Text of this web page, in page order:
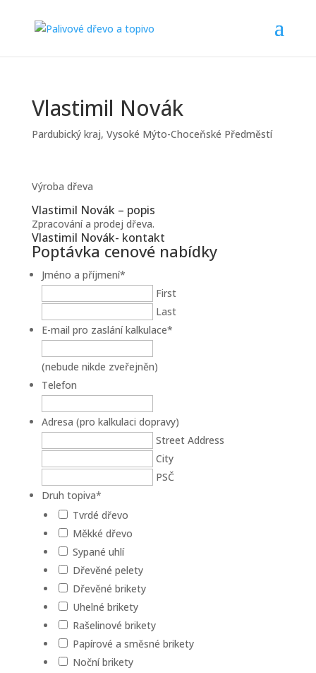
Vlastimil Novák
Pardubický kraj, Vysoké Mýto-Choceňské Předměstí
Výroba dřeva
Vlastimil Novák – popis
Zpracování a prodej dřeva.
Vlastimil Novák- kontakt
Poptávka cenové nabídky
Jméno a příjmení*
First
Last
E-mail pro zaslání kalkulace*
(nebude nikde zveřejněn)
Telefon
Adresa (pro kalkulaci dopravy)
Street Address
City
PSČ
Druh topiva*
Tvrdé dřevo
Měkké dřevo
Sypané uhlí
Dřevěné pelety
Dřevěné brikety
Uhelné brikety
Rašelinové brikety
Papírové a směsné brikety
Noční brikety